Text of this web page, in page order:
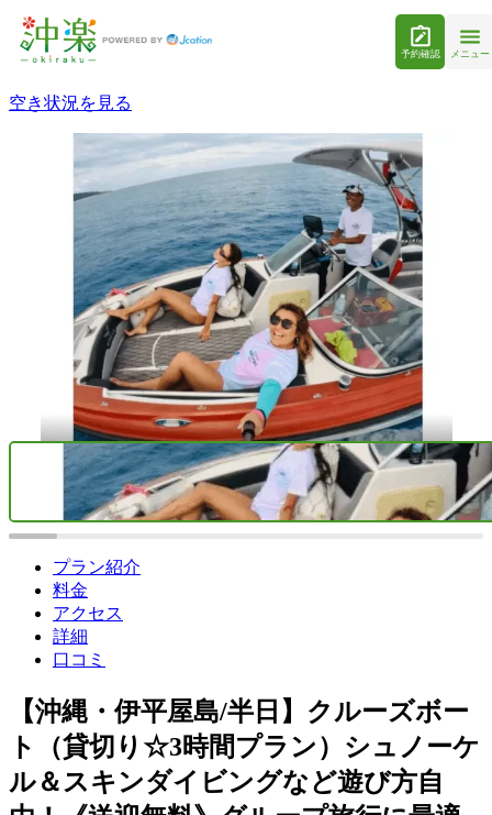
予約確認 メニュー
空き状況を見る
プラン紹介
料金
アクセス
詳細
口コミ
【沖縄・伊平屋島/半日】クルーズボー
ト（貸切り☆3時間プラン）シュノーケ
ル＆スキンダイビングなど遊び方自